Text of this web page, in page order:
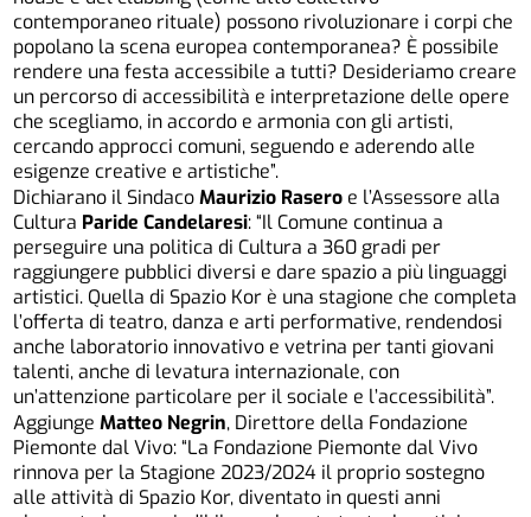
contemporaneo rituale) possono rivoluzionare i corpi che
popolano la scena europea contemporanea? È possibile
rendere una festa accessibile a tutti? Desideriamo creare
un percorso di accessibilità e interpretazione delle opere
che scegliamo, in accordo e armonia con gli artisti,
cercando approcci comuni, seguendo e aderendo alle
esigenze creative e artistiche”.
Dichiarano il SindacoMaurizio Rasero e l’Assessore alla
Cultura Paride Candelaresi: “Il Comune continua a
perseguire una politica di Cultura a 360 gradi per
raggiungere pubblici diversi e dare spazio a più linguaggi
artistici. Quella di Spazio Kor è una stagione che completa
l’offerta di teatro, danza e arti performative, rendendosi
anche laboratorio innovativo e vetrina per tanti giovani
talenti, anche di levatura internazionale, con
un’attenzione particolare per il sociale e l’accessibilità”.
AggiungeMatteo Negrin, Direttore della Fondazione
Piemonte dal Vivo: “La Fondazione Piemonte dal Vivo
rinnova per la Stagione 2023/2024 il proprio sostegno
alle attività di Spazio Kor, diventato in questi anni